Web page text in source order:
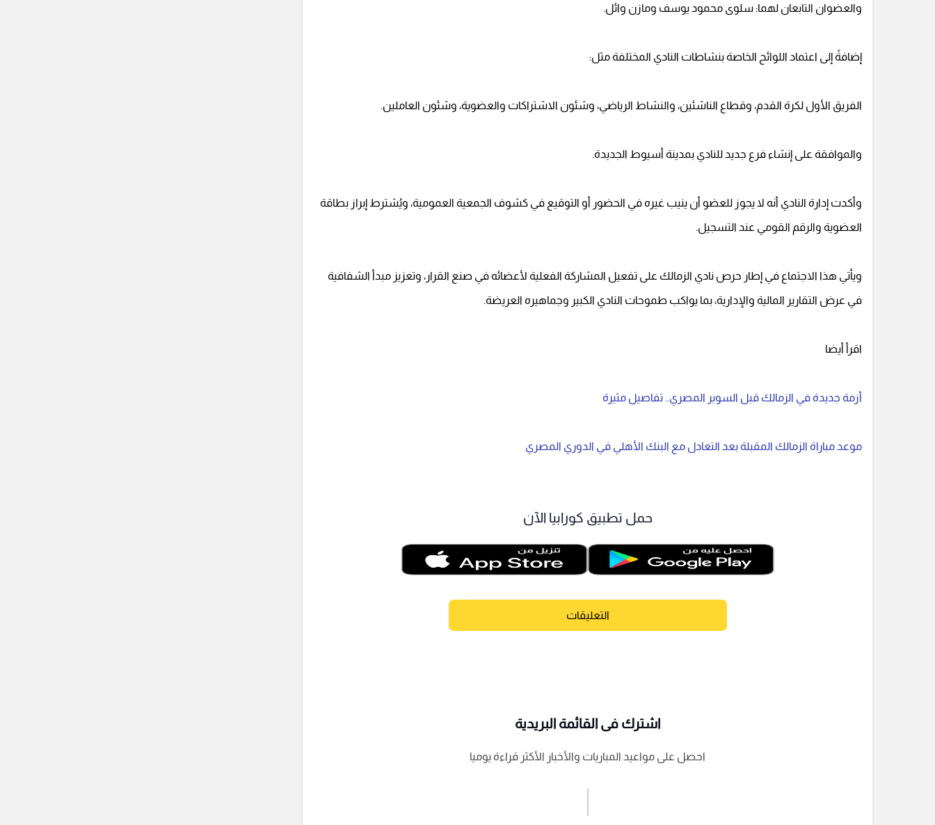
والعضوان التابعان لهما: سلوى محمود يوسف ومازن وائل.
إضافةً إلى اعتماد اللوائح الخاصة بنشاطات النادي المختلفة مثل:
الفريق الأول لكرة القدم، وقطاع الناشئين، والنشاط الرياضي، وشئون الاشتراكات والعضوية، وشئون العاملين.
والموافقة على إنشاء فرع جديد للنادي بمدينة أسيوط الجديدة.
وأكدت إدارة النادي أنه لا يجوز للعضو أن ينيب غيره في الحضور أو التوقيع في كشوف الجمعية العمومية، ويُشترط إبراز بطاقة
العضوية والرقم القومي عند التسجيل.
ويأتي هذا الاجتماع في إطار حرص نادي الزمالك على تفعيل المشاركة الفعلية لأعضائه في صنع القرار، وتعزيز مبدأ الشفافية
في عرض التقارير المالية والإدارية، بما يواكب طموحات النادي الكبير وجماهيره العريضة.
اقرأ أيضا
أزمة جديدة في الزمالك قبل السوبر المصري.. تفاصيل مثيرة
موعد مباراة الزمالك المقبلة بعد التعادل مع البنك الأهلي في الدوري المصري
حمل تطبيق كورابيا الآن
التعليقات
إرسال تعليق
اشترك فى القائمة البريدية
احصل على مواعيد المباريات والأخبار الأكثر قراءة يوميا